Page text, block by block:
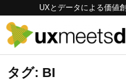
UXとデータによる価値
UX
タグ: BI